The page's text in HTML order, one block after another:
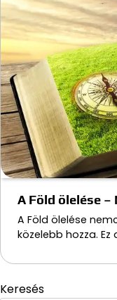
A Föld ölelése –
A Föld ölelése
közelebb hozza.
Keresés